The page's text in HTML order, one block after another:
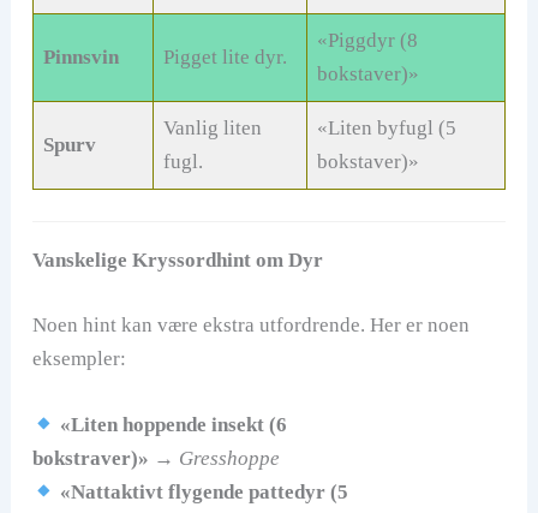
Pinnsvin Pigget lite dyr.
«Piggdyr (8
bokstaver)»
Spurv
Vanlig liten
fugl.
«Liten byfugl (5
bokstaver)»
Vanskelige Kryssordhint om Dyr
Noen hint kan være ekstra utfordrende. Her er noen
eksempler:
«Liten hoppende insekt (6
bokstraver)» → Gresshoppe
«Nattaktivt flygende pattedyr (5